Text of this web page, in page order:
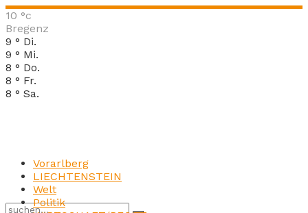
10 °c
Bregenz
9 ° Di.
9 ° Mi.
8 ° Do.
8 ° Fr.
8 ° Sa.
Vorarlberg
LIECHTENSTEIN
Welt
Politik